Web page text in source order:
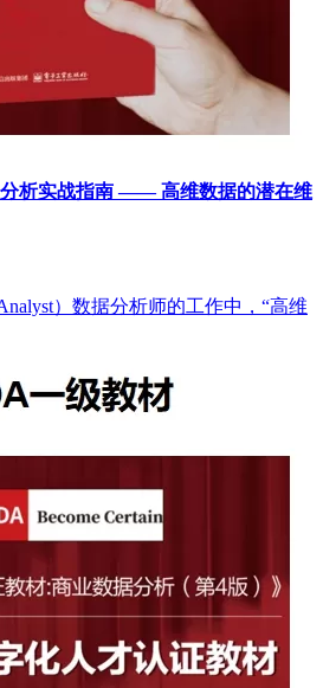
析实战指南 —— 高维数据的潜在维
）数据分析师的工作中，“高维